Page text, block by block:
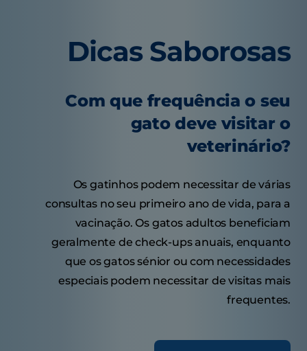
Dicas Saborosas
Com que frequência o seu
gato deve visitar o
veterinário?
Os gatinhos podem necessitar de várias
consultas no seu primeiro ano de vida, para a
vacinação. Os gatos adultos beneficiam
geralmente de check-ups anuais, enquanto
que os gatos sénior ou com necessidades
especiais podem necessitar de visitas mais
frequentes.